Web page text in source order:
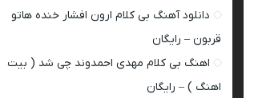
دانلود آهنگ بی کلام ارون افشار خنده هاتو
قربون – رایگان
اهنگ بی کلام مهدی احمدوند چی شد ( بیت
اهنگ ) – رایگان